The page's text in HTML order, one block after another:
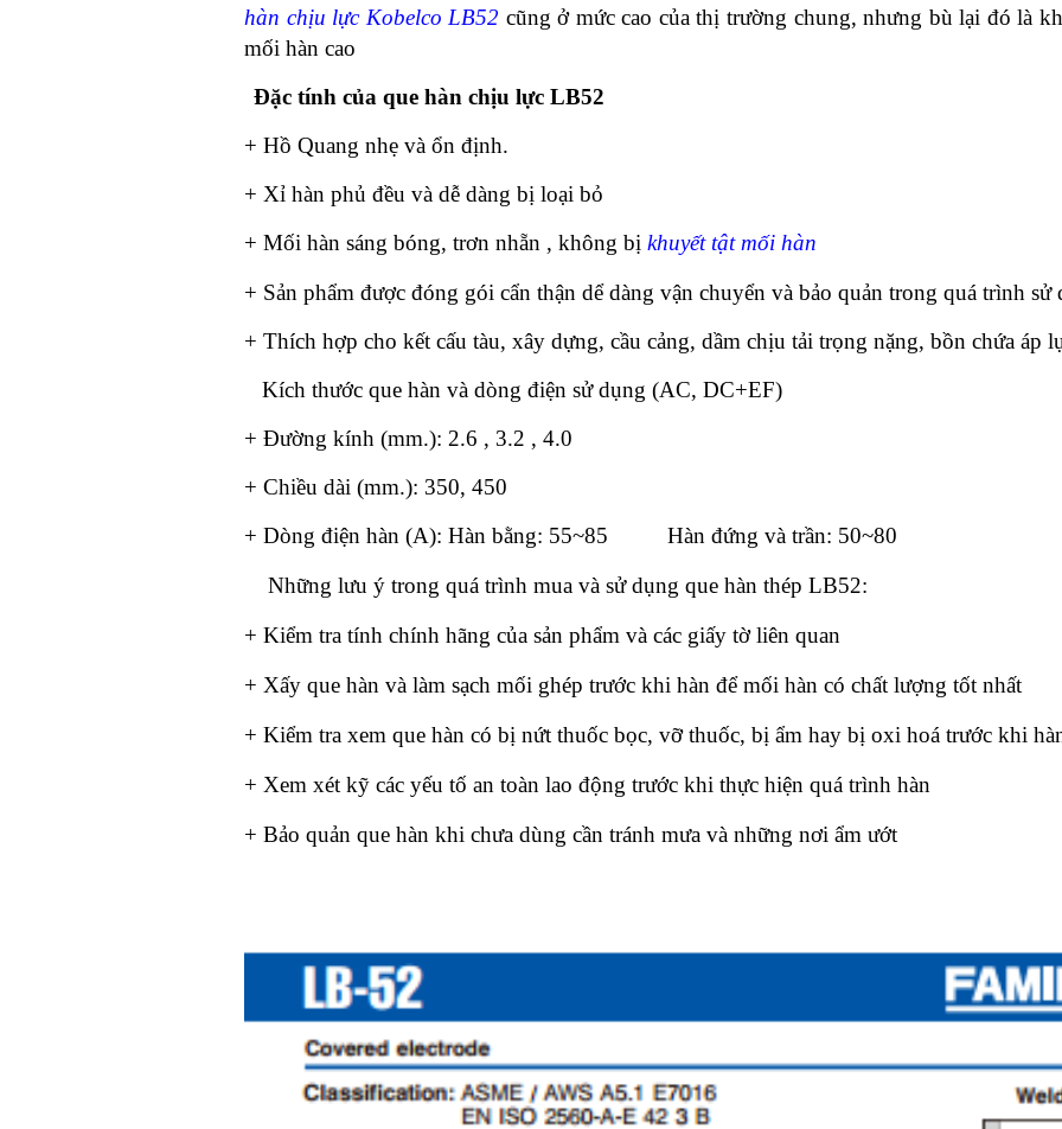
hàn chịu lực Kobelco LB52 cũng ở mức cao của thị trường chung, nhưng bù lại đó là
mối hàn cao
Đặc tính của que hàn chịu lực LB52
+ Hồ Quang nhẹ và ổn định.
+ Xỉ hàn phủ đều và dễ dàng bị loại bỏ
+ Mối hàn sáng bóng, trơn nhẵn , không bịkhuyết tật mối hàn
+ Sản phẩm được đóng gói cẩn thận dể dàng vận chuyển và bảo quản trong quá trình sử
+ Thích hợp cho kết cấu tàu, xây dựng, cầu cảng, dầm chịu tải trọng nặng, bồn chứa áp
Kích thước que hàn và dòng điện sử dụng (AC, DC+EF)
+ Đường kính (mm.): 2.6 , 3.2 , 4.0
+ Chiều dài (mm.): 350, 450
+ Dòng điện hàn (A): Hàn bằng: 55~85
Hàn đứng và trần: 50~80
Những lưu ý trong quá trình mua vàsử dụng que hàn thép LB52:
+ Kiểm tra tính chính hãng của sản phẩm và các giấy tờ liên quan
+ Xấy que hàn và làm sạch mối ghép trước khi hàn để mối hàn có chất lượng tốt nhất
+ Kiểm tra xem que hàn có bị nứt thuốc bọc, vỡ thuốc, bị ẩm hay bị oxi hoá trước khi
+ Xem xét kỹ các yếu tố an toàn lao động trước khi thực hiện quá trình hàn
+ Bảo quản que hàn khi chưa dùng cần tránh mưa và những nơi ẩm ướt